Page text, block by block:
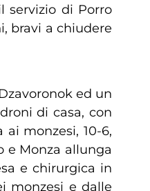
servizio di Porro
bravi a chiudere
ed un
di casa, con
monzesi, 10-6,
e Monza allunga
e chirurgica in
monzesi e dalle